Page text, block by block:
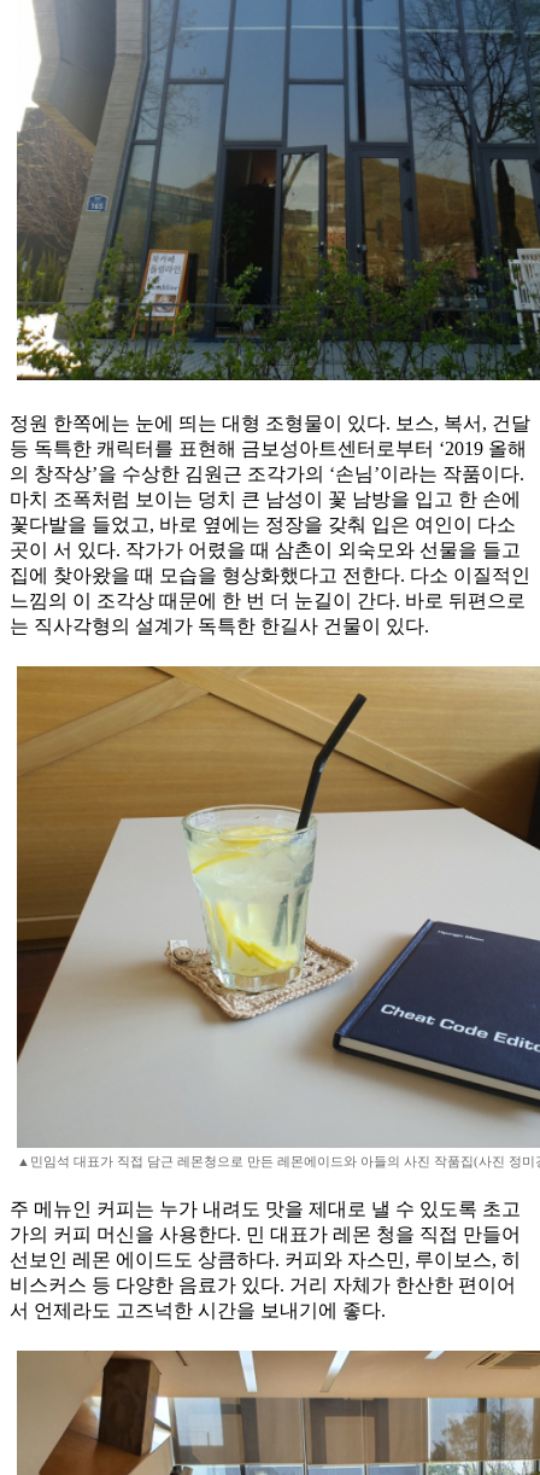
정원 한쪽에는 눈에 띄는 대형 조형물이 있다. 보스, 복서, 건달
등 독특한 캐릭터를 표현해 금보성아트센터로부터 ‘2019 올해
의 창작상’을 수상한 김원근 조각가의 ‘손님’이라는 작품이다.
마치 조폭처럼 보이는 덩치 큰 남성이 꽃 남방을 입고 한 손에
꽃다발을 들었고, 바로 옆에는 정장을 갖춰 입은 여인이 다소
곳이 서 있다. 작가가 어렸을 때 삼촌이 외숙모와 선물을 들고
집에 찾아왔을 때 모습을 형상화했다고 전한다. 다소 이질적인
느낌의 이 조각상 때문에 한 번 더 눈길이 간다. 바로 뒤편으로
는 직사각형의 설계가 독특한 한길사 건물이 있다.
▲민임석 대표가 직접 담근 레몬청으로 만든 레몬에이드와 아들의 사진 작품집(사진 정미
주 메뉴인 커피는 누가 내려도 맛을 제대로 낼 수 있도록 초고
가의 커피 머신을 사용한다. 민 대표가 레몬 청을 직접 만들어
선보인 레몬 에이드도 상큼하다. 커피와 자스민, 루이보스, 히
비스커스 등 다양한 음료가 있다. 거리 자체가 한산한 편이어
서 언제라도 고즈넉한 시간을 보내기에 좋다.